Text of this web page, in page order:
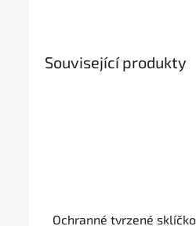
Související produkty
Ochranné tvrzené sklíčko